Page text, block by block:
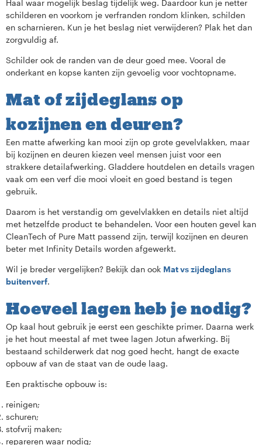
Haal waar mogelijk beslag tijdelijk weg. Daardoor kun je netter
schilderen en voorkom je verfranden rondom klinken, schilden
en scharnieren. Kun je het beslag niet verwijderen? Plak het dan
zorgvuldig af.
Schilder ook de randen van de deur goed mee. Vooral de
onderkant en kopse kanten zijn gevoelig voor vochtopname.
Mat of zijdeglans op
kozijnen en deuren?
Een matte afwerking kan mooi zijn op grote gevelvlakken, maar
bij kozijnen en deuren kiezen veel mensen juist voor een
strakkere detailafwerking. Gladdere houtdelen en details vragen
vaak om een verf die mooi vloeit en goed bestand is tegen
gebruik.
Daarom is het verstandig om gevelvlakken en details niet altijd
met hetzelfde product te behandelen. Voor een houten gevel kan
CleanTech of Pure Matt passend zijn, terwijl kozijnen en deuren
beter met Infinity Details worden afgewerkt.
Wil je breder vergelijken? Bekijk dan ook Mat vs zijdeglans
buitenverf.
Hoeveel lagen heb je nodig?
Op kaal hout gebruik je eerst een geschikte primer. Daarna werk
je het hout meestal af met twee lagen Jotun afwerking. Bij
bestaand schilderwerk dat nog goed hecht, hangt de exacte
opbouw af van de staat van de oude laag.
Een praktische opbouw is:
reinigen;
schuren;
stofvrij maken;
repareren waar nodig;